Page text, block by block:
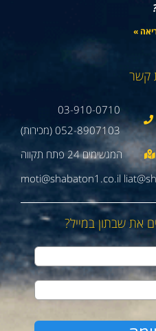
»
קשר
03-910-0710
052-8907103 (מכירות)
moti@shabaton1.co.il
את שבתון במייל?